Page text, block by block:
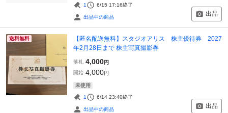
1 6/15 17:16終了
出品中の商品 出品
送料無料
【匿名配送無料】スタジオアリス 株主優待券 2027
年2月28日まで 株主写真撮影券
落札 4,000円
開始 4,000円
未使用
1 6/14 23:40終了
出品中の商品 出品